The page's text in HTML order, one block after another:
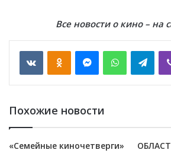
Все новости о кино – на
VKontakte WhatsApp Telegram
Похожие новости
«Семейные киночетверги»